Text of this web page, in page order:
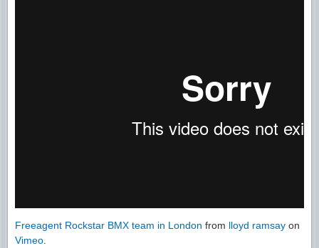
Freeagent Rockstar BMX team in London from lloyd ramsay on
Vimeo